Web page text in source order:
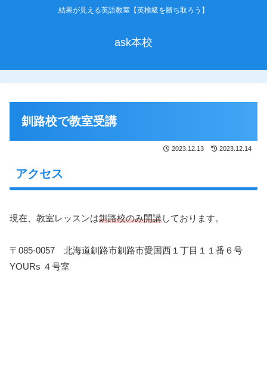
結果が見える英語教室【英検級を勝ち取ろう】
ask本校
釧路校で教室受講
2023.12.13 2023.12.14
アクセス
現在、教室レッスンは釧路校のみ開講しております。
〒085-0057 北海道釧路市釧路市愛国西１丁目１１番６号
YOURs ４号室